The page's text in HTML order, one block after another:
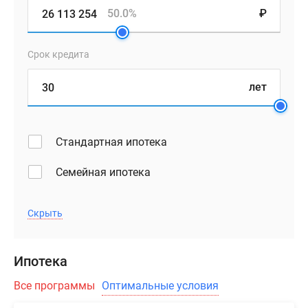
₽
50.0%
Срок кредита
лет
Стандартная ипотека
Семейная ипотека
Скрыть
Ипотека
Все программы Оптимальные условия